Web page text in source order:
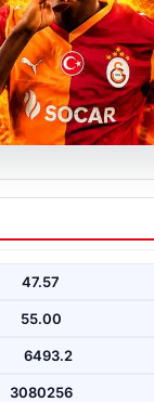
transferde
ellerinin
47.57
55.00
6493.2
3080256